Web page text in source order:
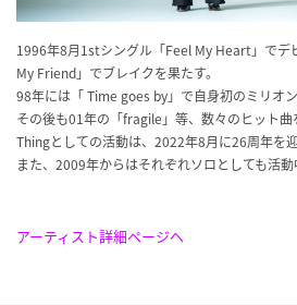
1996年8月1stシングル「Feel My Heart」でデ
My Friend」でブレイクを果たす。
98年には「 Time goes by」で自身初のミリオン
その後も01年の「fragile」等、数々のヒット
Thingとしての活動は、2022年8月に26周年を迎
また、2009年からはそれぞれソロとしても活動
アーティスト詳細ページへ